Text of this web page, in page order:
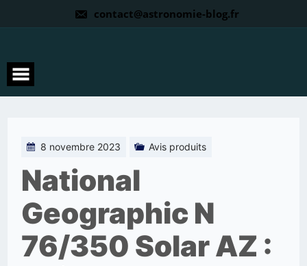
contact@astronomie-blog.fr
8 novembre 2023 Avis produits
National
Geographic N
76/350 Solar AZ :